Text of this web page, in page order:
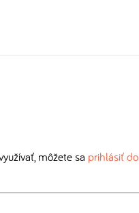
môžete sa prihlásiť do